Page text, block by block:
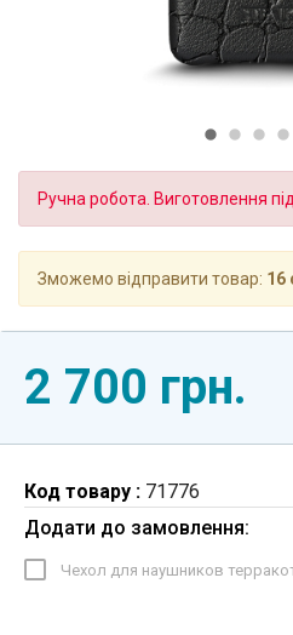
Ручна робота. Виготовлення
Зможемо відправити товар: 16
2 700 грн.
Код товару : 71776
Додати до замовлення:
Чехол для наушников